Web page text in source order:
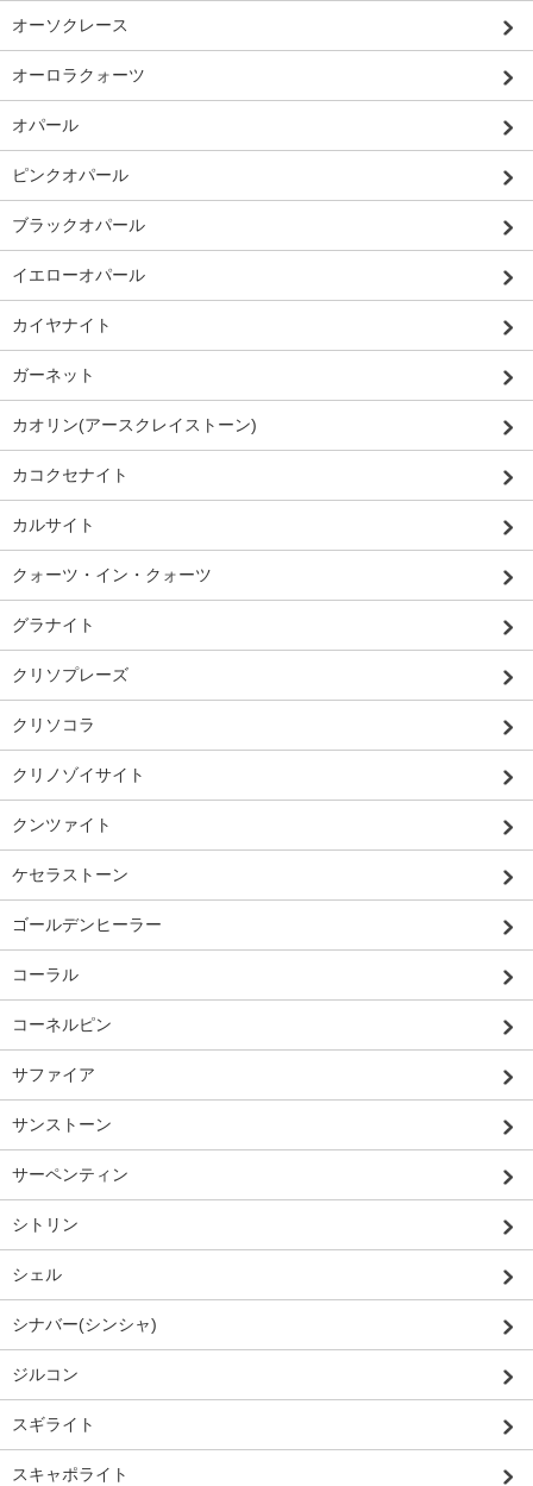
オーソクレース
オーロラクォーツ
オパール
ピンクオパール
ブラックオパール
イエローオパール
カイヤナイト
ガーネット
カオリン(アースクレイストーン)
カコクセナイト
カルサイト
クォーツ・イン・クォーツ
グラナイト
クリソプレーズ
クリソコラ
クリノゾイサイト
クンツァイト
ケセラストーン
ゴールデンヒーラー
コーラル
コーネルピン
サファイア
サンストーン
サーペンティン
シトリン
シェル
シナバー(シンシャ)
ジルコン
スギライト
スキャポライト